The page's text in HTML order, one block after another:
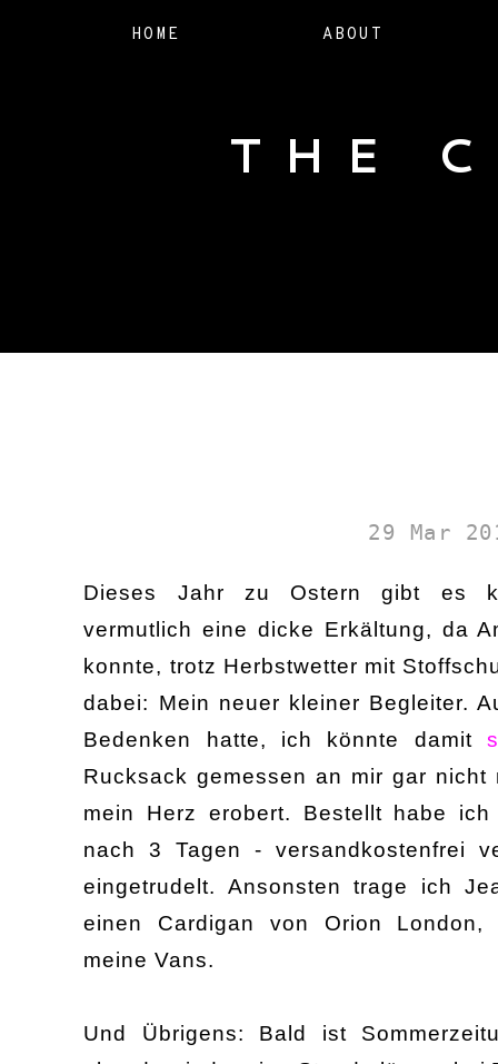
HOME ABOUT
THE
29 Mar
Dieses Jahr zu Ostern gibt es
vermutlich eine dicke Erkältung, da
konnte, trotz Herbstwetter mit
dabei: Mein neuer kleiner Begleiter.
Bedenken hatte, ich könnte damit
Rucksack gemessen an mir gar
mein Herz erobert. Bestellt habe
nach 3 Tagen - versandkostenfrei
eingetrudelt. Ansonsten trage ich
einen Cardigan von Orion
meine Vans.
Und Übrigens: Bald ist